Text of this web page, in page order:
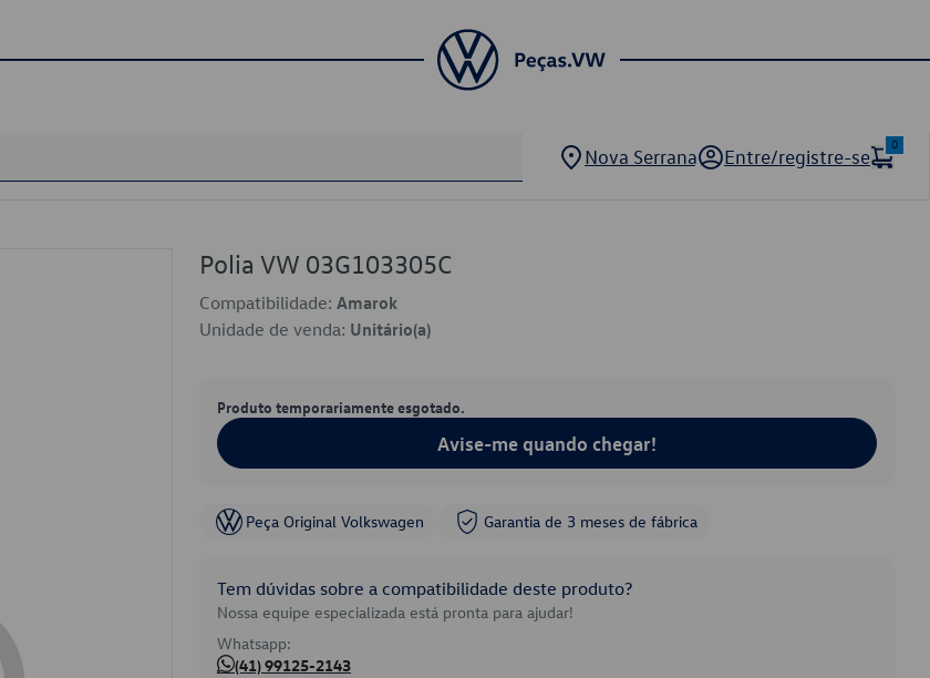
Nova Serrana Entre/registre-se
0
Polia VW 03G103305C
Compatibilidade: Amarok
Unidade de venda: Unitário(a)
Produto temporariamente esgotado.
Avise-me quando chegar!
Peça Original Volkswagen Garantia de 3 meses de fábrica
Tem dúvidas sobre a compatibilidade deste produto?
Nossa equipe especializada está pronta para ajudar!
Whatsapp:
(41) 99125-2143